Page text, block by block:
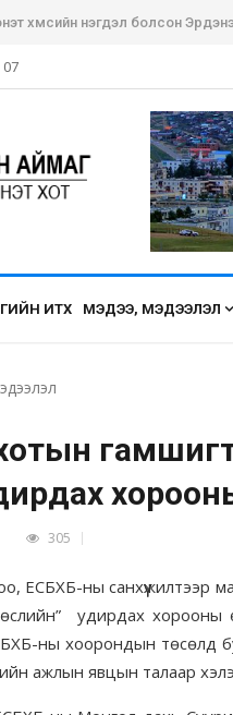
хүмүүсийн нэгдэл болсон
ИТХ МЭДЭЭ, МЭДЭЭЛЭЛ
хорооны
305
ны санхүүжилтээр
удирдах
ны хоорондын төсөлд
ажлын явцын талаар